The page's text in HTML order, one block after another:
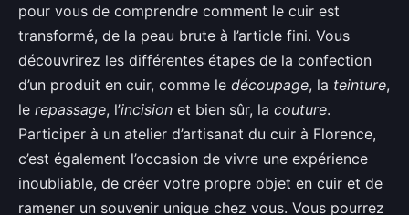
pour vous de comprendre comment le cuir est
transformé, de la peau brute à l’article fini. Vous
découvrirez les différentes étapes de la confection
d’un produit en cuir, comme le découpage, la teinture,
le repassage, l’incision et bien sûr, la couture.
Participer à un atelier d’artisanat du cuir à Florence,
c’est également l’occasion de vivre une expérience
inoubliable, de créer votre propre objet en cuir et de
ramener un souvenir unique chez vous. Vous pourrez